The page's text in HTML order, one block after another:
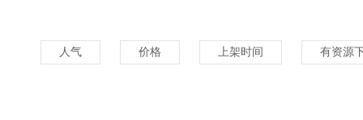
人气 价格 上架时间 有资源